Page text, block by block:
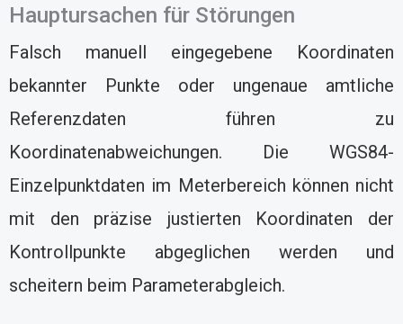
Hauptursachen für Störungen
Falsch manuell eingegebene Koordinaten
bekannter Punkte oder ungenaue amtliche
Referenzdaten führen zu
Koordinatenabweichungen. Die WGS84-
Einzelpunktdaten im Meterbereich können nicht
mit den präzise justierten Koordinaten der
Kontrollpunkte abgeglichen werden und
scheitern beim Parameterabgleich.